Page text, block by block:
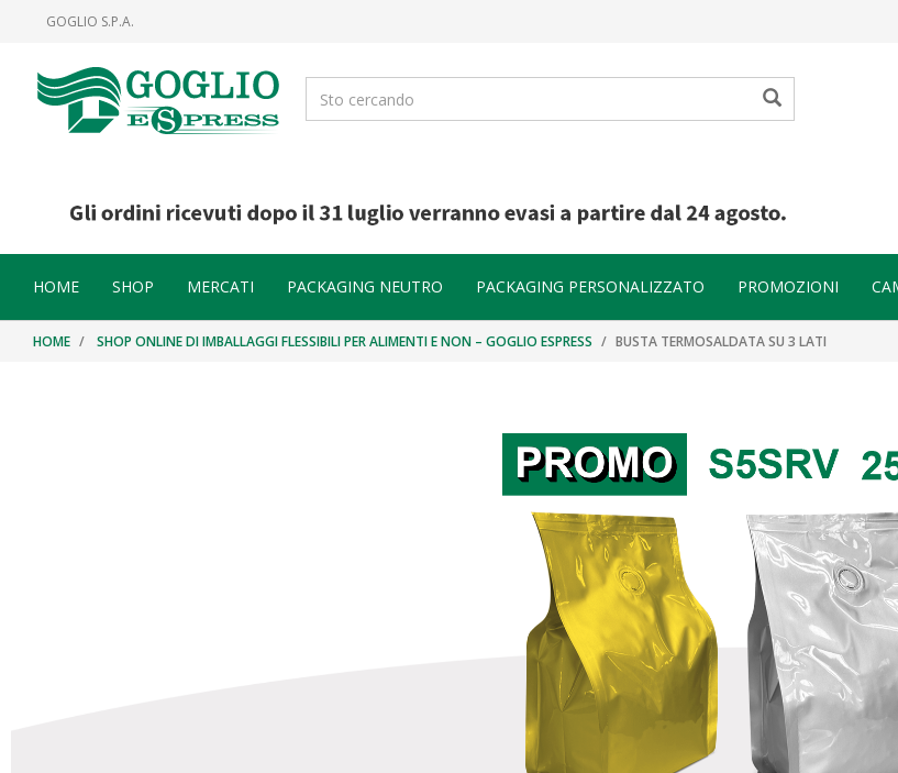
navigazione
GOGLIO S.P.A.
HOME SHOP MERCATI PACKAGING NEUTRO PACKAGING PERSONALIZZATO PROMOZIONI
HOME SHOP ONLINE DI IMBALLAGGI FLESSIBILI PER ALIMENTI E NON – GOGLIO ESPRESS BUSTA TERMOSALDATA SU 3 LATI